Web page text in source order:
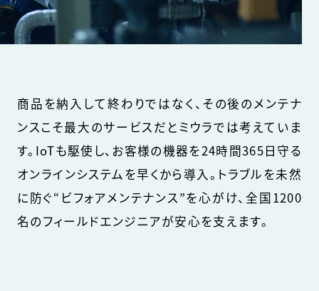
商品を納入して終わりではなく、その後のメンテナ
ンスこそ最大のサービスだとミウラでは考えていま
す。IoTも駆使し、お客様の機器を24時間365日守る
オンラインシステムを早くから導入。トラブルを未然
に防ぐ“ビフォアメンテナンス”を心がけ、全国1200
名のフィールドエンジニアが安心を支えます。